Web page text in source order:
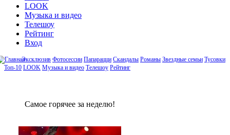
LOOK
Музыка и видео
Телешоу
Рейтинг
Вход
Эксклюзив Фотосессии Папарацци Скандалы Романы Звездные семьи Тусовки
Топ-10 LOOK Музыка и видео Телешоу Рейтинг
Сaмое гoрячее за неделю!